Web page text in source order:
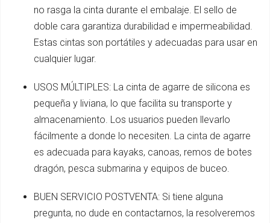
no rasga la cinta durante el embalaje. El sello de
doble cara garantiza durabilidad e impermeabilidad.
Estas cintas son portátiles y adecuadas para usar en
cualquier lugar.
USOS MÚLTIPLES: La cinta de agarre de silicona es
pequeña y liviana, lo que facilita su transporte y
almacenamiento. Los usuarios pueden llevarlo
fácilmente a donde lo necesiten. La cinta de agarre
es adecuada para kayaks, canoas, remos de botes
dragón, pesca submarina y equipos de buceo.
BUEN SERVICIO POSTVENTA: Si tiene alguna
pregunta, no dude en contactarnos, la resolveremos